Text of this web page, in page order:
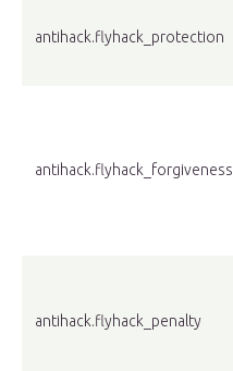
antihack.flyhack_protection
antihack.flyhack_forgiveness
antihack.flyhack_penalty